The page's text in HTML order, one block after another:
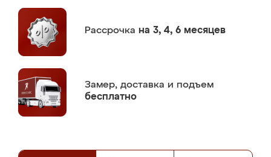
Рассрочка на 3, 4, 6 месяцев
Замер, доставка и подъем
бесплатно